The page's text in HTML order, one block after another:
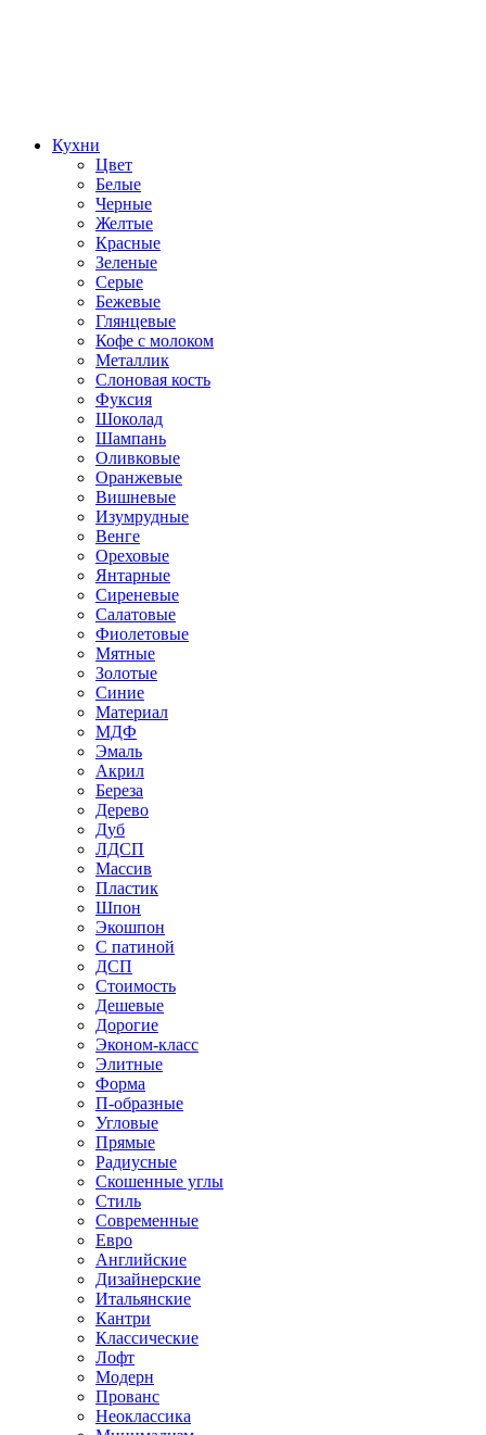
Кухни
Цвет
Белые
Черные
Желтые
Красные
Зеленые
Серые
Бежевые
Глянцевые
Кофе с молоком
Металлик
Слоновая кость
Фуксия
Шоколад
Шампань
Оливковые
Оранжевые
Вишневые
Изумрудные
Венге
Ореховые
Янтарные
Сиреневые
Салатовые
Фиолетовые
Мятные
Золотые
Синие
Материал
МДФ
Эмаль
Акрил
Береза
Дерево
Дуб
ЛДСП
Массив
Пластик
Шпон
Экошпон
С патиной
ДСП
Стоимость
Дешевые
Дорогие
Эконом-класс
Элитные
Форма
П-образные
Угловые
Прямые
Радиусные
Скошенные углы
Стиль
Современные
Евро
Английские
Дизайнерские
Итальянские
Кантри
Классические
Лофт
Модерн
Прованс
Неоклассика